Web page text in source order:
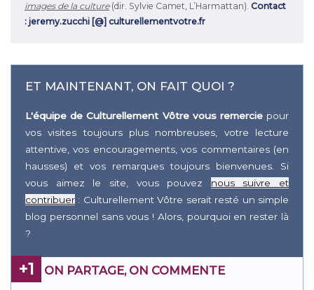
images de la culture(dir. Sylvie Camet, L’Harmattan). Contact
: jeremy.zucchi [@] culturellementvotre.fr
ET MAINTENANT, ON FAIT QUOI ?
L'équipe de Culturellement Vôtre vous remerciepour
vos visites toujours plus nombreuses, votre lecture
attentive, vos encouragements, vos commentaires (en
hausses) et vos remarques toujours bienvenues. Si
vous aimez le site, vous pouvez nous suivre et
contribuer : Culturellement Vôtre serait resté un simple
blog personnel sans vous ! Alors, pourquoi en rester là
?
+1 ON PARTAGE, ON COMMENTE